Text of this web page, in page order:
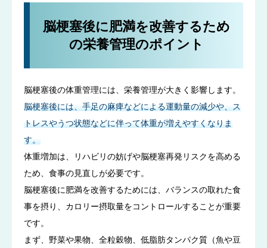
脳梗塞後に肥満を改善するため
の栄養管理のポイント
脳梗塞後の体重管理には、栄養管理が大きく影響します。
脳梗塞後には、手足の麻痺などによる運動量の減少や、ス
トレスやうつ状態などに伴って体重が増えやすくなりま
す。
体重増加は、リハビリの妨げや脳梗塞再発リスクを高める
ため、食事の見直しが必要です。
脳梗塞後に肥満を改善するためには、バランスの取れた食
事を摂り、カロリー摂取量をコントロールすることが重要
です。
まず、野菜や果物、全粒穀物、低脂肪タンパク質（魚や豆